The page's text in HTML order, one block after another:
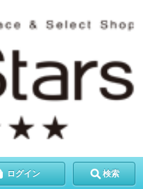
ログイン 検索